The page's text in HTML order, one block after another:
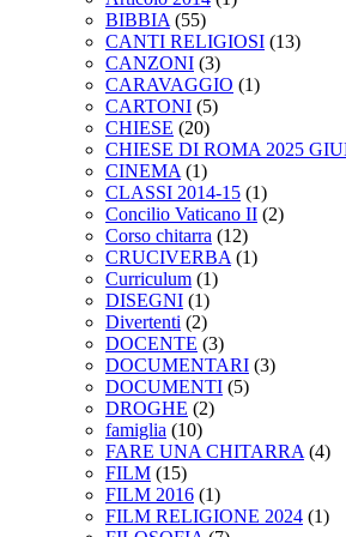
BIBBIA (55)
CANTI RELIGIOSI (13)
CANZONI (3)
CARAVAGGIO (1)
CARTONI (5)
CHIESE (20)
CHIESE DI ROMA 2025
CINEMA (1)
CLASSI 2014-15 (1)
Concilio Vaticano II (2)
Corso chitarra (12)
CRUCIVERBA (1)
Curriculum (1)
DISEGNI (1)
Divertenti (2)
DOCENTE (3)
DOCUMENTARI (3)
DOCUMENTI (5)
DROGHE (2)
famiglia (10)
FARE UNA CHITARRA (4)
FILM (15)
FILM 2016 (1)
FILM RELIGIONE 2024 (1)